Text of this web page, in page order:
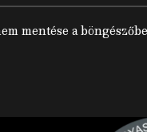
mentése a